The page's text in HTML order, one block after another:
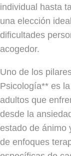
individual hasta
una elección
dificultades
acogedor.
Uno de los
Psicología** es
adultos que
desde la
estado de ánimo
de enfoques